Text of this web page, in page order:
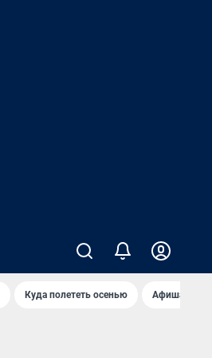
Куда полететь осенью Афиша на